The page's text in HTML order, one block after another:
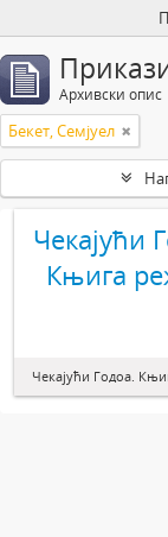
Архивски опис
Бекет, Семјуел
Чекајући
Књига
Чекајући Годоа.